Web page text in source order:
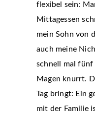
flexibel sein:
Mittagessen
mein Sohn von
auch meine
schnell mal fünf
Magen knurrt.
Tag bringt: Ein
mit der Familie